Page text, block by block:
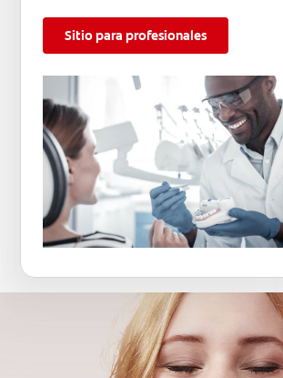
Sitio para profesionales